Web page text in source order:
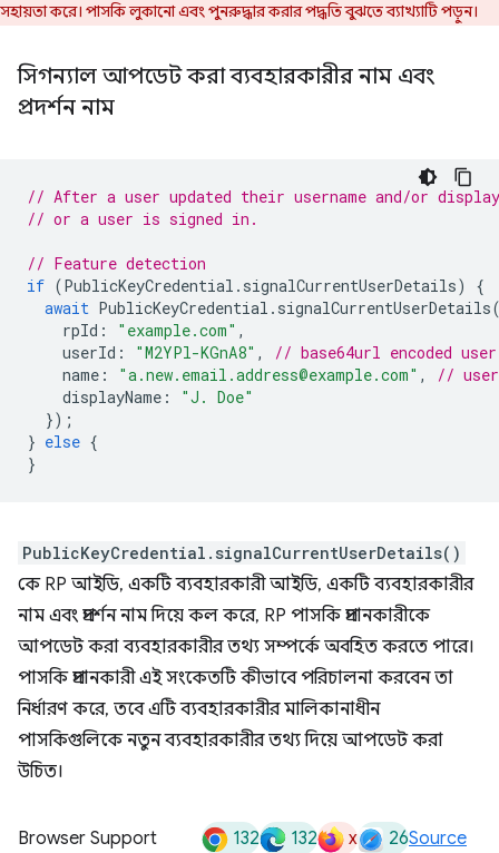
সহায়তা করে। পাসকি লুকানো এবং পুনরুদ্ধার করার পদ্ধতি বুঝতে ব্যাখ্যাটি পড়ুন।
সিগন্যাল আপডেট করা ব্যবহারকারীর নাম এবং
প্রদর্শন নাম
// After a user updated their username and/or display
// or a user is signed in.
// Feature detection
if (PublicKeyCredential . signalCurrentUserDetails)
{
await PublicKeyCredential . signalCurrentUserDetails
rpId : "example.com" ,
userId : "M2YPl-KGnA8" ,
// base64url encoded
name : "a.new.email.address@example.com" ,
//
displayName :
"J. Doe"
});
} else {
}
PublicKeyCredential.signalCurrentUserDetails()
কে RP আইডি, একটি ব্যবহারকারী আইডি, একটি ব্যবহারকারীর
নাম এবং প্রদর্শন নাম দিয়ে কল করে, RP পাসকি প্রদানকারীকে
আপডেট করা ব্যবহারকারীর তথ্য সম্পর্কে অবহিত করতে পারে।
পাসকি প্রদানকারী এই সংকেতটি কীভাবে পরিচালনা করবেন তা
নির্ধারণ করে, তবে এটি ব্যবহারকারীর মালিকানাধীন
পাসকিগুলিকে নতুন ব্যবহারকারীর তথ্য দিয়ে আপডেট করা
উচিত।
Browser Support 132 132 x 26Source